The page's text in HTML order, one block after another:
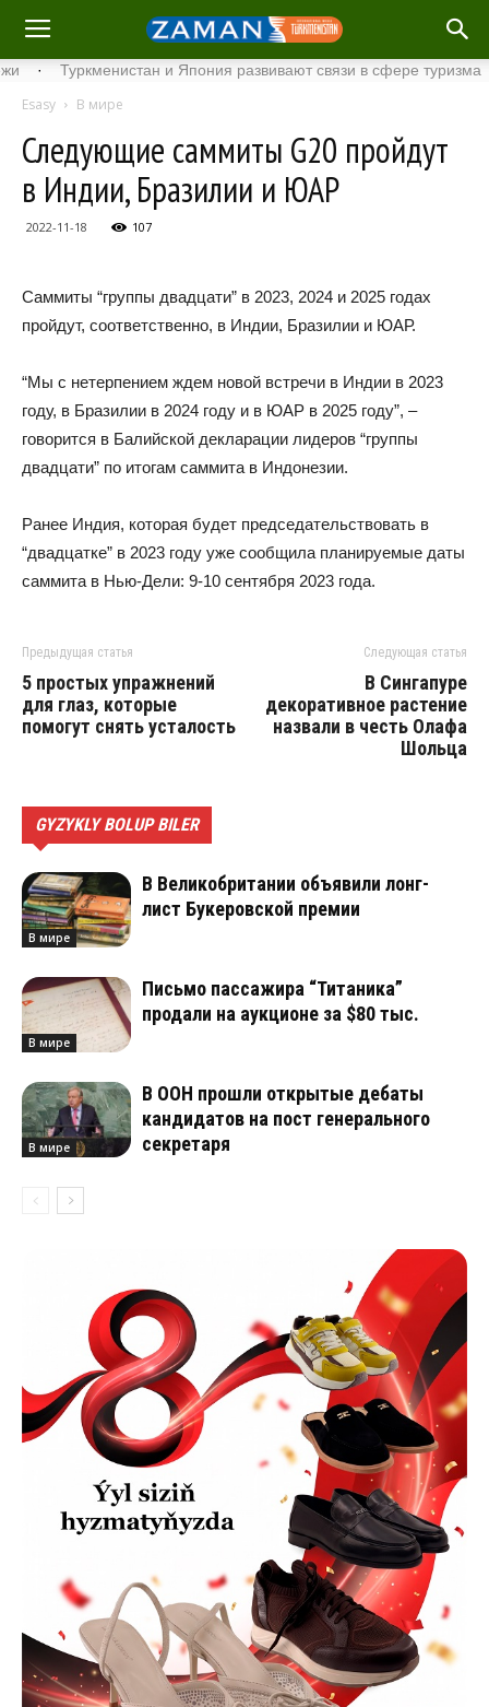
· Туркменистан и Япония развивают связи в сфере туризма ·
Esasy В мире
Следующие саммиты G20 пройдут
в Индии, Бразилии и ЮАР
2022-11-18 107
Саммиты “группы двадцати” в 2023, 2024 и 2025 годах
пройдут, соответственно, в Индии, Бразилии и ЮАР.
“Мы с нетерпением ждем новой встречи в Индии в 2023
году, в Бразилии в 2024 году и в ЮАР в 2025 году”, –
говорится в Балийской декларации лидеров “группы
двадцати” по итогам саммита в Индонезии.
Ранее Индия, которая будет председательствовать в
“двадцатке” в 2023 году уже сообщила планируемые даты
саммита в Нью-Дели: 9-10 сентября 2023 года.
Предыдущая статья
5 простых упражнений
для глаз, которые
помогут снять усталость
Следующая статья
В Сингапуре
декоративное растение
назвали в честь Олафа
Шольца
GYZYKLY BOLUP BILER
В мире
В Великобритании объявили лонг-
лист Букеровской премии
В мире
Письмо пассажира “Титаника”
продали на аукционе за $80 тыс.
В мире
В ООН прошли открытые дебаты
кандидатов на пост генерального
секретаря